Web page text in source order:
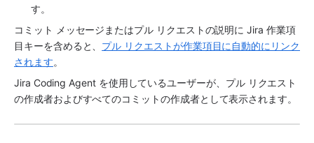
す。
コミット メッセージまたはプル リクエストの説明に Jira 作業項
目キーを含めると、 プル リクエストが作業項目に自動的にリンク
されます。
Jira Coding Agent を使用しているユーザーが、プル リクエスト
の作成者およびすべてのコミットの作成者として表示されます。